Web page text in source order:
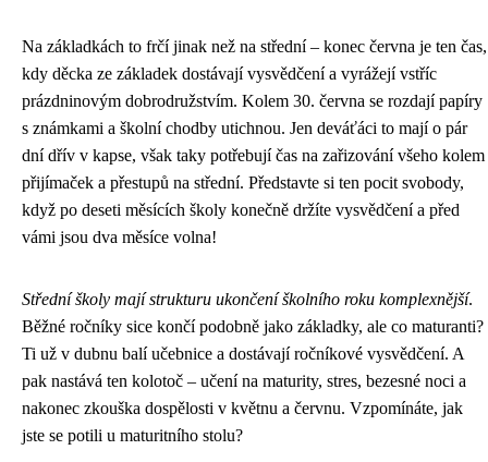
Na základkách to frčí jinak než na střední – konec června je ten čas,
kdy děcka ze základek dostávají vysvědčení a vyrážejí vstříc
prázdninovým dobrodružstvím. Kolem 30. června se rozdají papíry
s známkami a školní chodby utichnou. Jen deváťáci to mají o pár
dní dřív v kapse, však taky potřebují čas na zařizování všeho kolem
přijímaček a přestupů na střední. Představte si ten pocit svobody,
když po deseti měsících školy konečně držíte vysvědčení a před
vámi jsou dva měsíce volna!
Střední školy mají strukturu ukončení školního roku komplexnější.
Běžné ročníky sice končí podobně jako základky, ale co maturanti?
Ti už v dubnu balí učebnice a dostávají ročníkové vysvědčení. A
pak nastává ten kolotoč – učení na maturity, stres, bezesné noci a
nakonec zkouška dospělosti v květnu a červnu. Vzpomínáte, jak
jste se potili u maturitního stolu?